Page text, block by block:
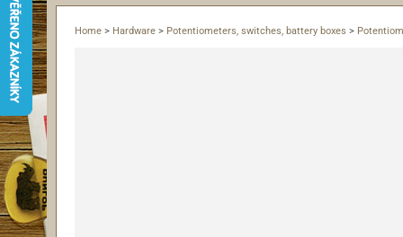
Home > Hardware > Potentiometers, switches, battery boxes >